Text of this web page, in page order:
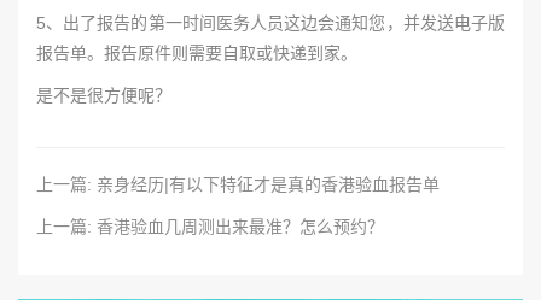
5、出了报告的第一时间医务人员这边会通知您，并发送电子版
报告单。报告原件则需要自取或快递到家。
是不是很方便呢？
上一篇: 亲身经历|有以下特征才是真的香港验血报告单
上一篇: 香港验血几周测出来最准？怎么预约？